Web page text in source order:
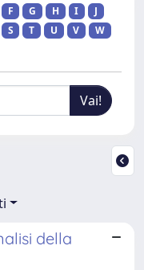
F G H I
J
S T U V
W
della